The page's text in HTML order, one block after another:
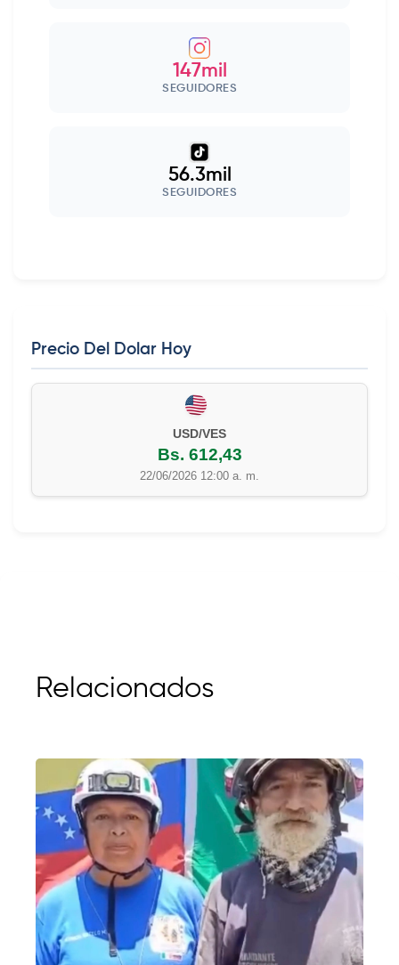
147mil
SEGUIDORES
56.3mil
SEGUIDORES
Precio Del Dolar Hoy
USD/VES
Bs. 612,43
22/06/2026 12:00 a. m.
Relacionados